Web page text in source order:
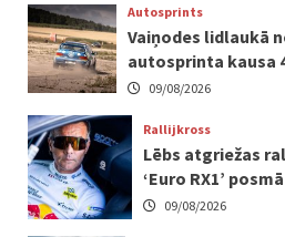
Autosprints
Vaiņodes lidlaukā
autosprinta kausa
09/08/2026
Rallijkross
Lēbs atgriežas
‘Euro RX1’
09/08/2026